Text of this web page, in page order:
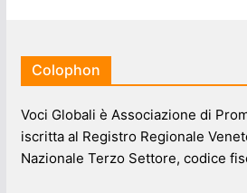
Colophon
Voci Globali è Associazione di
iscritta al Registro Regionale
Nazionale Terzo Settore, codice